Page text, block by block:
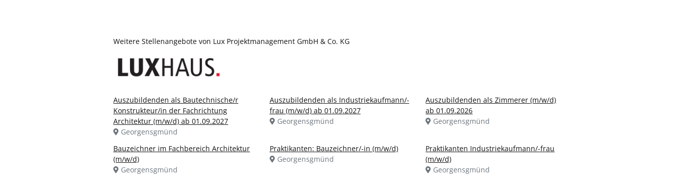
Weitere Stellenangebote von Lux Projektmanagement GmbH & Co. KG
Auszubildenden als Bautechnische/r
Konstrukteur/in der Fachrichtung
Architektur (m/w/d) ab 01.09.2027
Georgensgmünd
Auszubildenden als Industriekaufmann/-
frau (m/w/d) ab 01.09.2027
Georgensgmünd
Auszubildenden als Zimmerer (m/w/d)
ab 01.09.2026
Georgensgmünd
Bauzeichner im Fachbereich Architektur
(m/w/d)
Georgensgmünd
Praktikanten: Bauzeichner/-in (m/w/d)
Georgensgmünd
Praktikanten Industriekaufmann/-frau
(m/w/d)
Georgensgmünd